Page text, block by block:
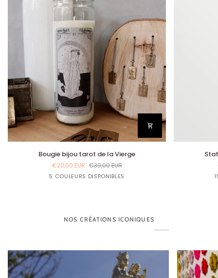
Bougie bijou tarot de la Vierge
€20,00 EUR €39,00 EUR
5 COULEURS DISPONIBLES
Lin
Bleu Bleu JauneRouge
NOS CRÉATIONS ICONIQUES